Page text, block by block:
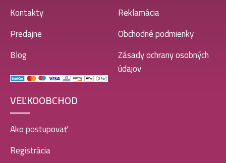
Kontakty
Predajne
Blog
Reklamácia
Obchodné podmienky
Zásady ochrany osobných
údajov
VEĽKOOBCHOD
Ako postupovať
Registrácia